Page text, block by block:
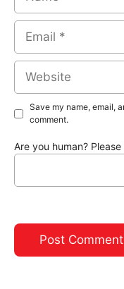
Email
Website
Save my name, email,
comment.
Are you human? Please